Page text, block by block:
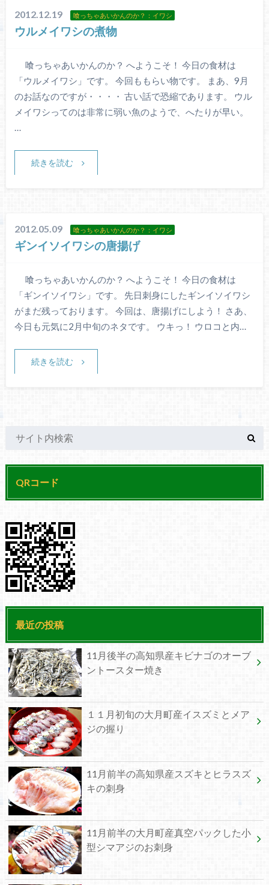
2012.12.19 喰っちゃあいかんのか？：イワシ
ウルメイワシの煮物
喰っちゃあいかんのか？ へようこそ！ 今日の食材は
「ウルメイワシ」です。 今回ももらい物です。 まあ、9月
のお話なのですが・・・・ 古い話で恐縮であります。 ウル
メイワシってのは非常に弱い魚のようで、へたりが早い。
…
続きを読む
2012.05.09 喰っちゃあいかんのか？：イワシ
ギンイソイワシの唐揚げ
喰っちゃあいかんのか？ へようこそ！ 今日の食材は
「ギンイソイワシ」です。 先日刺身にしたギンイソイワシ
がまだ残っております。 今回は、唐揚げにしよう！ さあ、
今日も元気に2月中旬のネタです。 ウキっ！ ウロコと内…
続きを読む
QRコード
最近の投稿
11月後半の高知県産キビナゴのオーブ
ントースター焼き
１１月初旬の大月町産イスズミとメア
ジの握り
11月前半の高知県産スズキとヒラスズ
キの刺身
11月前半の大月町産真空パックした小
型シマアジのお刺身